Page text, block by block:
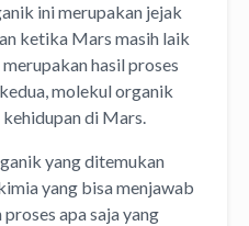
ini merupakan jejak
ketika Mars masih laik
hasil proses
molekul organik
di Mars.
yang ditemukan
yang bisa menjawab
apa saja yang